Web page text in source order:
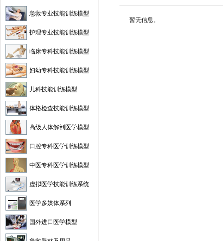
急救专业技能训练模型
护理专业技能训练模型
临床专科技能训练模型
妇幼专科技能训练模型
儿科技能训练模型
体格检查技能训练模型
高级人体解剖医学模型
口腔专科医学训练模型
中医专科医学训练模型
虚拟医学技能训练系统
医学多媒体系列
国外进口医学模型
暂无信息。